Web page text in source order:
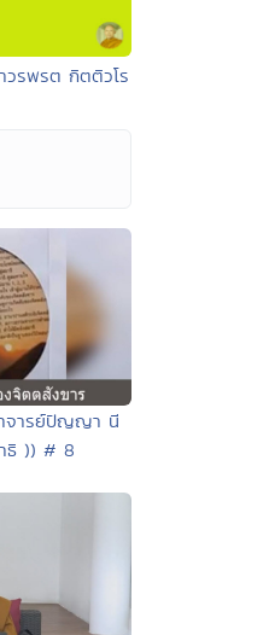
วรพรต กิตติวโร
จารย์ปัญญา นี
ธิ )) # 8